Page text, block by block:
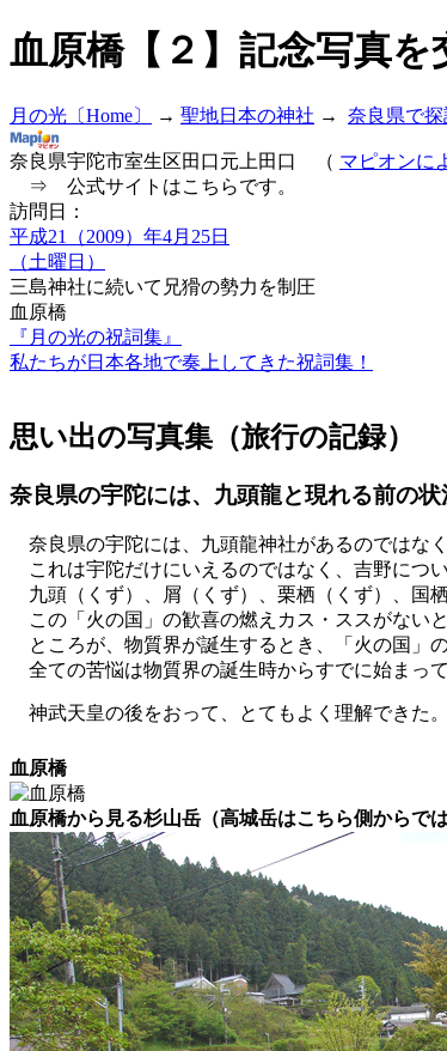
血原橋【２】記念写真
月の光〔Home〕 → 聖地日本の神社 → 奈良県で
奈良県宇陀市室生区田口元上田口 （ マピオンに
⇒ 公式サイトはこちらです。
訪問日：
平成21（2009）年4月25日
（土曜日）
三島神社に続いて兄猾の勢力を制圧
血原橋
『月の光の祝詞集』
私たちが日本各地で奏上してきた祝詞集！
思い出の写真集（旅行の記録）
奈良県の宇陀には、九頭龍と現れる前の状
奈良県の宇陀には、 九頭龍神社があるのではな
これは宇陀だけにいえるのではなく、吉野につい
九頭（くず）、屑（くず）、栗栖（くず）、国
この「火の国」の歓喜の燃えカス・ススがない
ところが、物質界が誕生するとき、「火の国」
全ての苦悩は物質界の誕生時からすでに始まって
神武天皇の後をおって、とてもよく理解できた。
血原橋
血原橋から見る杉山岳（高城岳はこちら側からで